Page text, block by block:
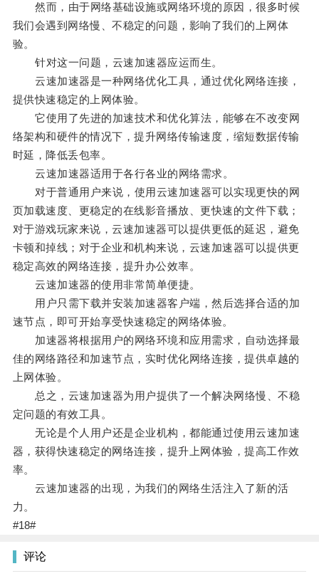
然而，由于网络基础设施或网络环境的原因，很多时候
我们会遇到网络慢、不稳定的问题，影响了我们的上网体
验。
针对这一问题，云速加速器应运而生。
云速加速器是一种网络优化工具，通过优化网络连接，
提供快速稳定的上网体验。
它使用了先进的加速技术和优化算法，能够在不改变网
络架构和硬件的情况下，提升网络传输速度，缩短数据传输
时延，降低丢包率。
云速加速器适用于各行各业的网络需求。
对于普通用户来说，使用云速加速器可以实现更快的网
页加载速度、更稳定的在线影音播放、更快速的文件下载；
对于游戏玩家来说，云速加速器可以提供更低的延迟，避免
卡顿和掉线；对于企业和机构来说，云速加速器可以提供更
稳定高效的网络连接，提升办公效率。
云速加速器的使用非常简单便捷。
用户只需下载并安装加速器客户端，然后选择合适的加
速节点，即可开始享受快速稳定的网络体验。
加速器将根据用户的网络环境和应用需求，自动选择最
佳的网络路径和加速节点，实时优化网络连接，提供卓越的
上网体验。
总之，云速加速器为用户提供了一个解决网络慢、不稳
定问题的有效工具。
无论是个人用户还是企业机构，都能通过使用云速加速
器，获得快速稳定的网络连接，提升上网体验，提高工作效
率。
云速加速器的出现，为我们的网络生活注入了新的活
力。
#18#
评论